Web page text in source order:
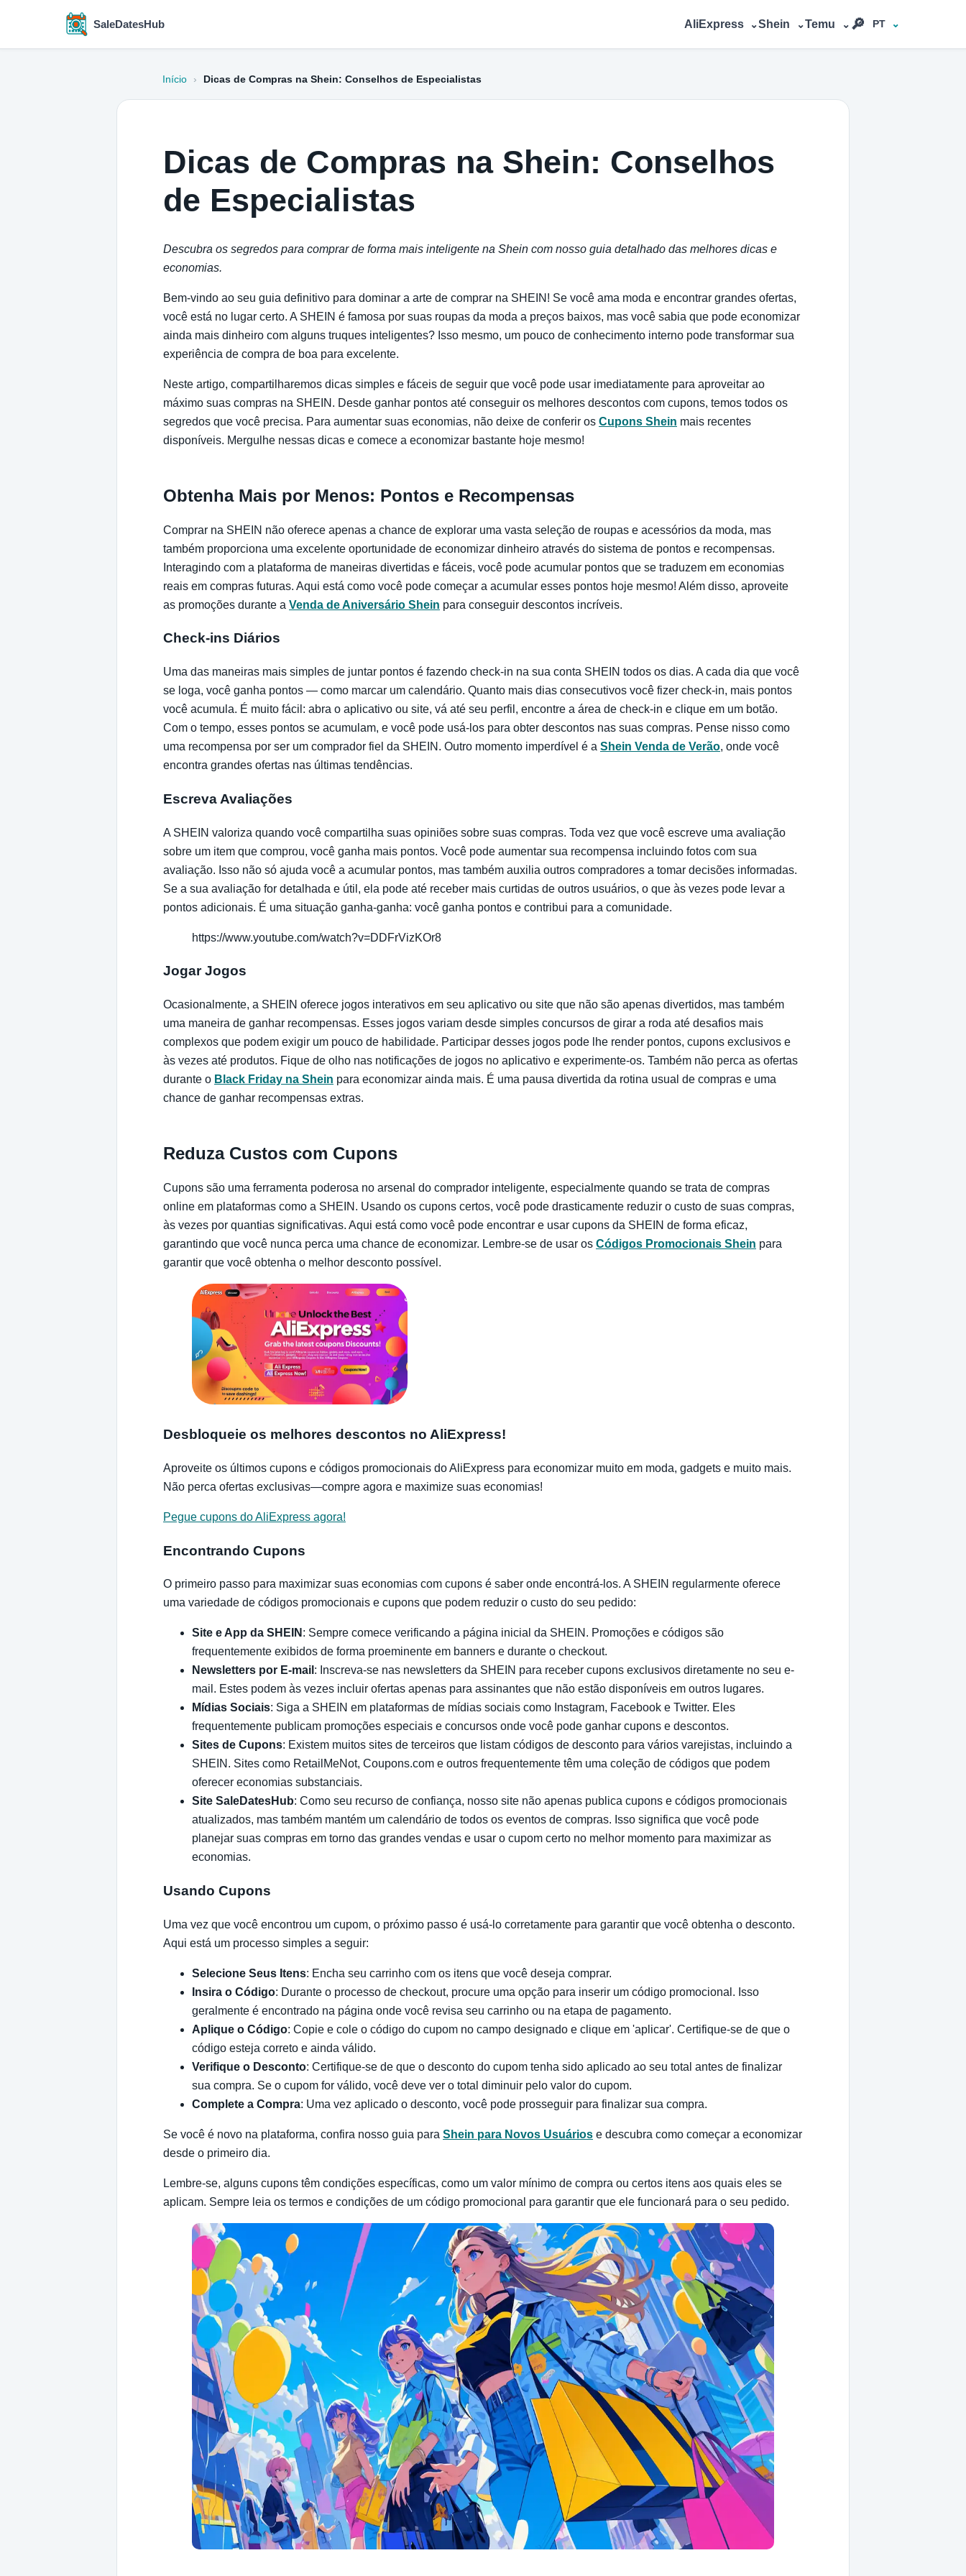
SaleDatesHub AliExpress ⌄Shein ⌄Temu ⌄ 🔎︎ PT
Início › Dicas de Compras na Shein: Conselhos de Especialistas
Dicas de Compras na Shein: Conselhos
de Especialistas
Descubra os segredos para comprar de forma mais inteligente na Shein com nosso guia detalhado das melhores dicas e
economias.
Bem-vindo ao seu guia definitivo para dominar a arte de comprar na SHEIN! Se você ama moda e encontrar grandes ofertas,
você está no lugar certo. A SHEIN é famosa por suas roupas da moda a preços baixos, mas você sabia que pode economizar
ainda mais dinheiro com alguns truques inteligentes? Isso mesmo, um pouco de conhecimento interno pode transformar sua
experiência de compra de boa para excelente.
Neste artigo, compartilharemos dicas simples e fáceis de seguir que você pode usar imediatamente para aproveitar ao
máximo suas compras na SHEIN. Desde ganhar pontos até conseguir os melhores descontos com cupons, temos todos os
segredos que você precisa. Para aumentar suas economias, não deixe de conferir os Cupons Shein mais recentes
disponíveis. Mergulhe nessas dicas e comece a economizar bastante hoje mesmo!
Obtenha Mais por Menos: Pontos e Recompensas
Comprar na SHEIN não oferece apenas a chance de explorar uma vasta seleção de roupas e acessórios da moda, mas
também proporciona uma excelente oportunidade de economizar dinheiro através do sistema de pontos e recompensas.
Interagindo com a plataforma de maneiras divertidas e fáceis, você pode acumular pontos que se traduzem em economias
reais em compras futuras. Aqui está como você pode começar a acumular esses pontos hoje mesmo! Além disso, aproveite
as promoções durante a Venda de Aniversário Shein para conseguir descontos incríveis.
Check-ins Diários
Uma das maneiras mais simples de juntar pontos é fazendo check-in na sua conta SHEIN todos os dias. A cada dia que você
se loga, você ganha pontos — como marcar um calendário. Quanto mais dias consecutivos você fizer check-in, mais pontos
você acumula. É muito fácil: abra o aplicativo ou site, vá até seu perfil, encontre a área de check-in e clique em um botão.
Com o tempo, esses pontos se acumulam, e você pode usá-los para obter descontos nas suas compras. Pense nisso como
uma recompensa por ser um comprador fiel da SHEIN. Outro momento imperdível é a Shein Venda de Verão, onde você
encontra grandes ofertas nas últimas tendências.
Escreva Avaliações
A SHEIN valoriza quando você compartilha suas opiniões sobre suas compras. Toda vez que você escreve uma avaliação
sobre um item que comprou, você ganha mais pontos. Você pode aumentar sua recompensa incluindo fotos com sua
avaliação. Isso não só ajuda você a acumular pontos, mas também auxilia outros compradores a tomar decisões informadas.
Se a sua avaliação for detalhada e útil, ela pode até receber mais curtidas de outros usuários, o que às vezes pode levar a
pontos adicionais. É uma situação ganha-ganha: você ganha pontos e contribui para a comunidade.
https://www.youtube.com/watch?v=DDFrVizKOr8
Jogar Jogos
Ocasionalmente, a SHEIN oferece jogos interativos em seu aplicativo ou site que não são apenas divertidos, mas também
uma maneira de ganhar recompensas. Esses jogos variam desde simples concursos de girar a roda até desafios mais
complexos que podem exigir um pouco de habilidade. Participar desses jogos pode lhe render pontos, cupons exclusivos e
às vezes até produtos. Fique de olho nas notificações de jogos no aplicativo e experimente-os. Também não perca as ofertas
durante o Black Friday na Shein para economizar ainda mais. É uma pausa divertida da rotina usual de compras e uma
chance de ganhar recompensas extras.
Reduza Custos com Cupons
Cupons são uma ferramenta poderosa no arsenal do comprador inteligente, especialmente quando se trata de compras
online em plataformas como a SHEIN. Usando os cupons certos, você pode drasticamente reduzir o custo de suas compras,
às vezes por quantias significativas. Aqui está como você pode encontrar e usar cupons da SHEIN de forma eficaz,
garantindo que você nunca perca uma chance de economizar. Lembre-se de usar os Códigos Promocionais Shein para
garantir que você obtenha o melhor desconto possível.
Desbloqueie os melhores descontos no AliExpress!
Aproveite os últimos cupons e códigos promocionais do AliExpress para economizar muito em moda, gadgets e muito mais.
Não perca ofertas exclusivas—compre agora e maximize suas economias!
Pegue cupons do AliExpress agora!
Encontrando Cupons
O primeiro passo para maximizar suas economias com cupons é saber onde encontrá-los. A SHEIN regularmente oferece
uma variedade de códigos promocionais e cupons que podem reduzir o custo do seu pedido:
Site e App da SHEIN : Sempre comece verificando a página inicial da SHEIN. Promoções e códigos são
frequentemente exibidos de forma proeminente em banners e durante o checkout.
Newsletters por E-mail : Inscreva-se nas newsletters da SHEIN para receber cupons exclusivos diretamente no seu e-
mail. Estes podem às vezes incluir ofertas apenas para assinantes que não estão disponíveis em outros lugares.
Mídias Sociais: Siga a SHEIN em plataformas de mídias sociais como Instagram, Facebook e Twitter. Eles
frequentemente publicam promoções especiais e concursos onde você pode ganhar cupons e descontos.
Sites de Cupons: Existem muitos sites de terceiros que listam códigos de desconto para vários varejistas, incluindo a
SHEIN. Sites como RetailMeNot, Coupons.com e outros frequentemente têm uma coleção de códigos que podem
oferecer economias substanciais.
Site SaleDatesHub: Como seu recurso de confiança, nosso site não apenas publica cupons e códigos promocionais
atualizados, mas também mantém um calendário de todos os eventos de compras. Isso significa que você pode
planejar suas compras em torno das grandes vendas e usar o cupom certo no melhor momento para maximizar as
economias.
Usando Cupons
Uma vez que você encontrou um cupom, o próximo passo é usá-lo corretamente para garantir que você obtenha o desconto.
Aqui está um processo simples a seguir:
Selecione Seus Itens: Encha seu carrinho com os itens que você deseja comprar.
Insira o Código: Durante o processo de checkout, procure uma opção para inserir um código promocional. Isso
geralmente é encontrado na página onde você revisa seu carrinho ou na etapa de pagamento.
Aplique o Código: Copie e cole o código do cupom no campo designado e clique em 'aplicar'. Certifique-se de que o
código esteja correto e ainda válido.
Verifique o Desconto: Certifique-se de que o desconto do cupom tenha sido aplicado ao seu total antes de finalizar
sua compra. Se o cupom for válido, você deve ver o total diminuir pelo valor do cupom.
Complete a Compra: Uma vez aplicado o desconto, você pode prosseguir para finalizar sua compra.
Se você é novo na plataforma, confira nosso guia para Shein para Novos Usuários e descubra como começar a economizar
desde o primeiro dia.
Lembre-se, alguns cupons têm condições específicas, como um valor mínimo de compra ou certos itens aos quais eles se
aplicam. Sempre leia os termos e condições de um código promocional para garantir que ele funcionará para o seu pedido.